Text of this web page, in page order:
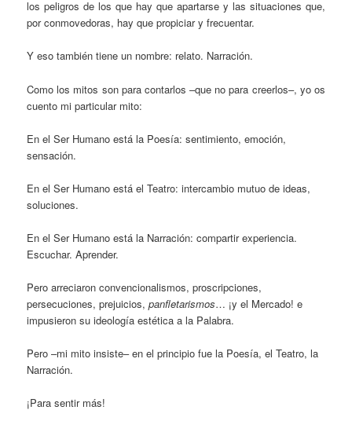
los peligros de los que hay que apartarse y las situaciones que,
por conmovedoras, hay que propiciar y frecuentar.
Y eso también tiene un nombre: relato. Narración.
Como los mitos son para contarlos –que no para creerlos–, yo os
cuento mi particular mito:
En el Ser Humano está la Poesía: sentimiento, emoción,
sensación.
En el Ser Humano está el Teatro: intercambio mutuo de ideas,
soluciones.
En el Ser Humano está la Narración: compartir experiencia.
Escuchar. Aprender.
Pero arreciaron convencionalismos, proscripciones,
persecuciones, prejuicios,panfletarismos… ¡y el Mercado! e
impusieron su ideología estética a la Palabra.
Pero –mi mito insiste– en el principio fue la Poesía, el Teatro, la
Narración.
¡Para sentir más!